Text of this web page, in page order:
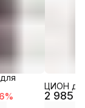
% 2 985 ₽
ЦИОН